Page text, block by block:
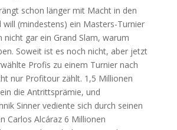
schon länger mit Macht in den
will (mindestens) ein Masters-Turnier
nicht gar ein Grand Slam, warum
Soweit ist es noch nicht, aber jetzt
Profis zu einem Turnier nach
nur Profitour zählt. 1,5 Millionen
die Antrittsprämie, und
Sinner vediente sich durch seinen
Carlos Alcáraz 6 Millionen